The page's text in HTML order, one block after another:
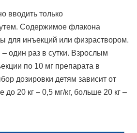
вводить только
Содержимое флакона
для инъекций или физраствором.
– один раз в сутки. Взрослым
по 10 мг препарата в
дозировки детям зависит от
до 20 кг – 0,5 мг/кг, больше 20 кг –